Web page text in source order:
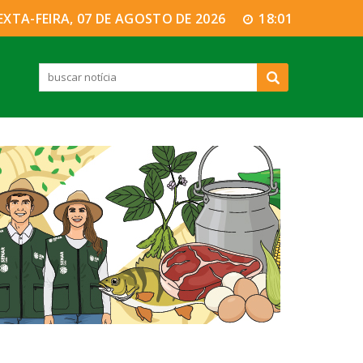
FEIRA, 07 DE AGOSTO DE 2026 18:01